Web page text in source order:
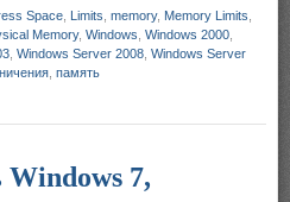
Space Limits memory, Memory Limits
Memory, Windows Windows 2000
Windows Server 2008 Windows Server
память
Windows 7,